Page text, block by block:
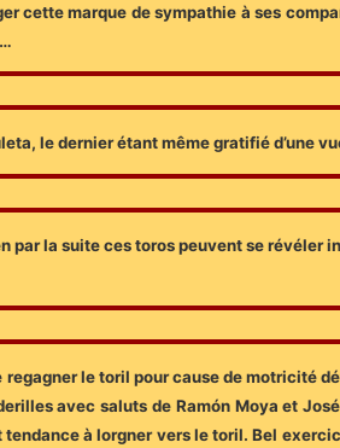
cette marque de sympathie à ses
le dernier étant même gratifié d’une
par la suite ces toros peuvent se
le toril pour cause de motricité
avec saluts de Ramón Moya et
à lorgner vers le toril. Bel